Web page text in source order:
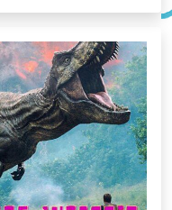
Pooh
Play
App Store